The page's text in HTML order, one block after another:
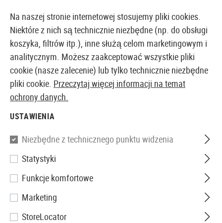
EUROPEJSKI AIRSOFT SKLEP I HURTOWNIA
Strona główna
CQC SERPA Holster für P99 /
PPQ
Na naszej stronie internetowej stosujemy pliki cookies.
Niektóre z nich są technicznie niezbędne (np. do obsługi
koszyka, filtrów itp.), inne służą celom marketingowym i
analitycznym. Możesz zaakceptować wszystkie pliki
cookie (nasze zalecenie) lub tylko technicznie niezbędne
pliki cookie. Przeczytaj więcej informacji na temat
ochrony danych.
USTAWIENIA
Niezbędne z technicznego punktu widzenia
Statystyki
Funkcje komfortowe
Marketing
StoreLocator